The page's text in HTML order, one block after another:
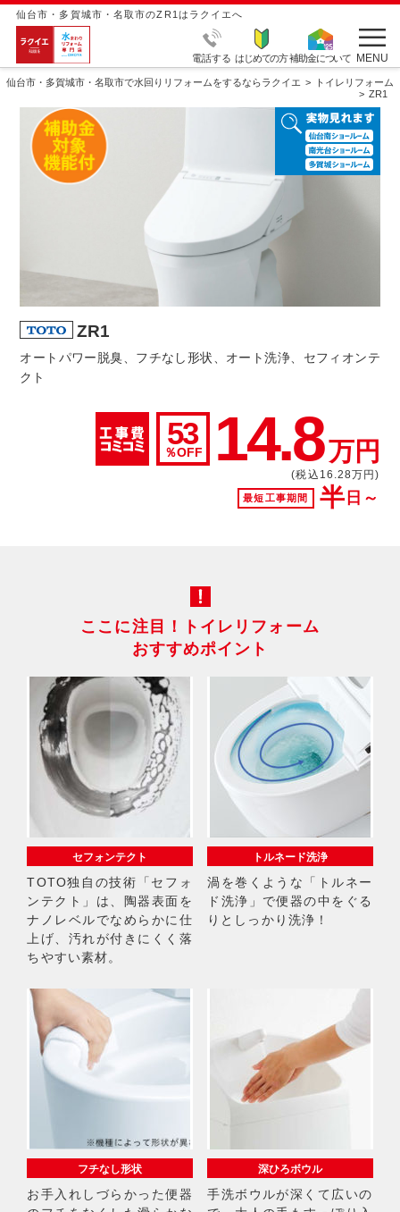
仙台市・多賀城市・名取市のZR1はラクイエへ
電話する はじめての方補助金について MENU
仙台市・多賀城市・名取市で水回りリフォームをするならラクイエ
トイレリフォーム
ZR1
ZR1
オートパワー脱臭、フチなし形状、オート洗浄、セフィオンテ
クト
53
％OFF 14.8万円
(税込16.28万円)
最短工事期間 半 日～
ここに注目！トイレリフォーム
おすすめポイント
セフォンテクト
TOTO独自の技術「セフォ
ンテクト」は、陶器表面を
ナノレベルでなめらかに仕
上げ、汚れが付きにくく落
ちやすい素材。
トルネード洗浄
渦を巻くような「トルネー
ド洗浄」で便器の中をぐる
りとしっかり洗浄！
フチなし形状
お手入れしづらかった便器
深ひろボウル
手洗ボウルが深くて広いの